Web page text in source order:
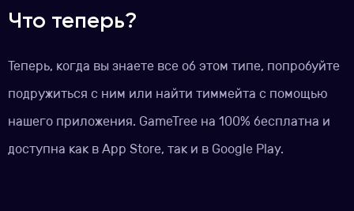
Что теперь?
Теперь, когда вы знаете все об этом типе, попробуйте
подружиться с ним или найти тиммейта с помощью
нашего приложения. GameTree на 100% бесплатна и
доступна как в App Store, так и в Google Play.